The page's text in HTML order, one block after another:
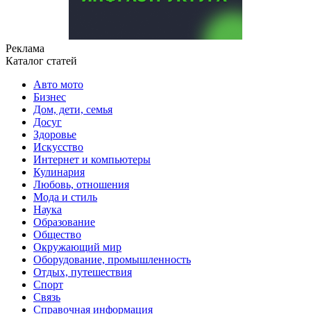
Реклама
Каталог статей
Авто мото
Бизнес
Дом, дети, семья
Досуг
Здоровье
Искусство
Интернет и компьютеры
Кулинария
Любовь, отношения
Мода и стиль
Наука
Образование
Общество
Окружающий мир
Оборудование, промышленность
Отдых, путешествия
Спорт
Связь
Справочная информация